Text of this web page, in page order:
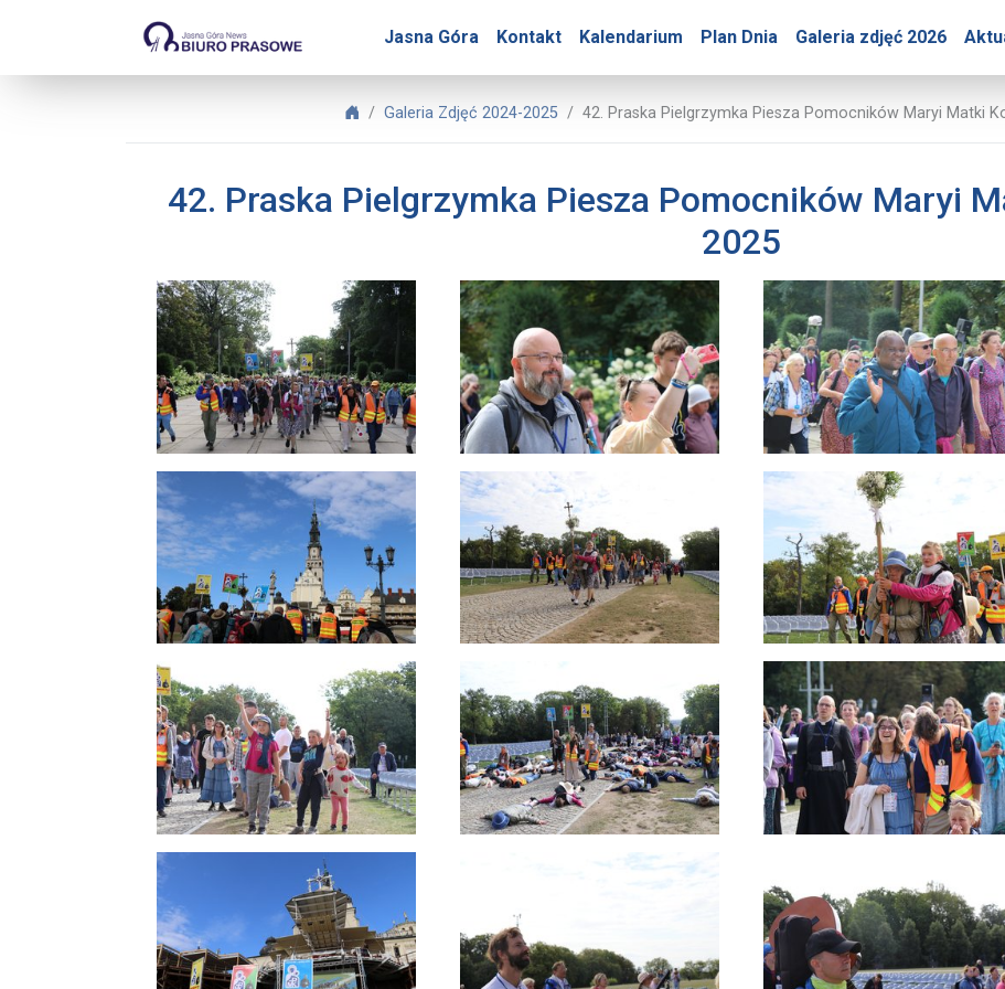
Jasna Góra Kontakt Kalendarium Plan Dnia Galeria zdjęć 2026
Biuro Prasowe Jasnej Góry – 42. Praska
Biuro Prasowe Jasnej Góry
Galeria Zdjęć 2024-2025 42. Praska Pielgrzymka Piesza Pomocników Maryi Matki
42. Praska Pielgrzymka Piesza Pomocników Maryi
2025